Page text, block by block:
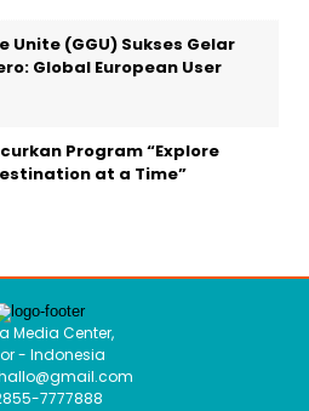
Unite (GGU) Sukses Gelar
Global European User
Program “Explore
at a Time”
Media Center,
- Indonesia
7777888